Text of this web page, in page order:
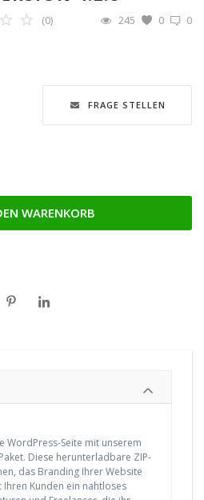
0
(0) 0
245
FRAGE STELLEN
WARENKORB
WordPress-Seite mit unserem
Diese herunterladbare ZIP-
das Branding Ihrer Website
Kunden ein nahtloses